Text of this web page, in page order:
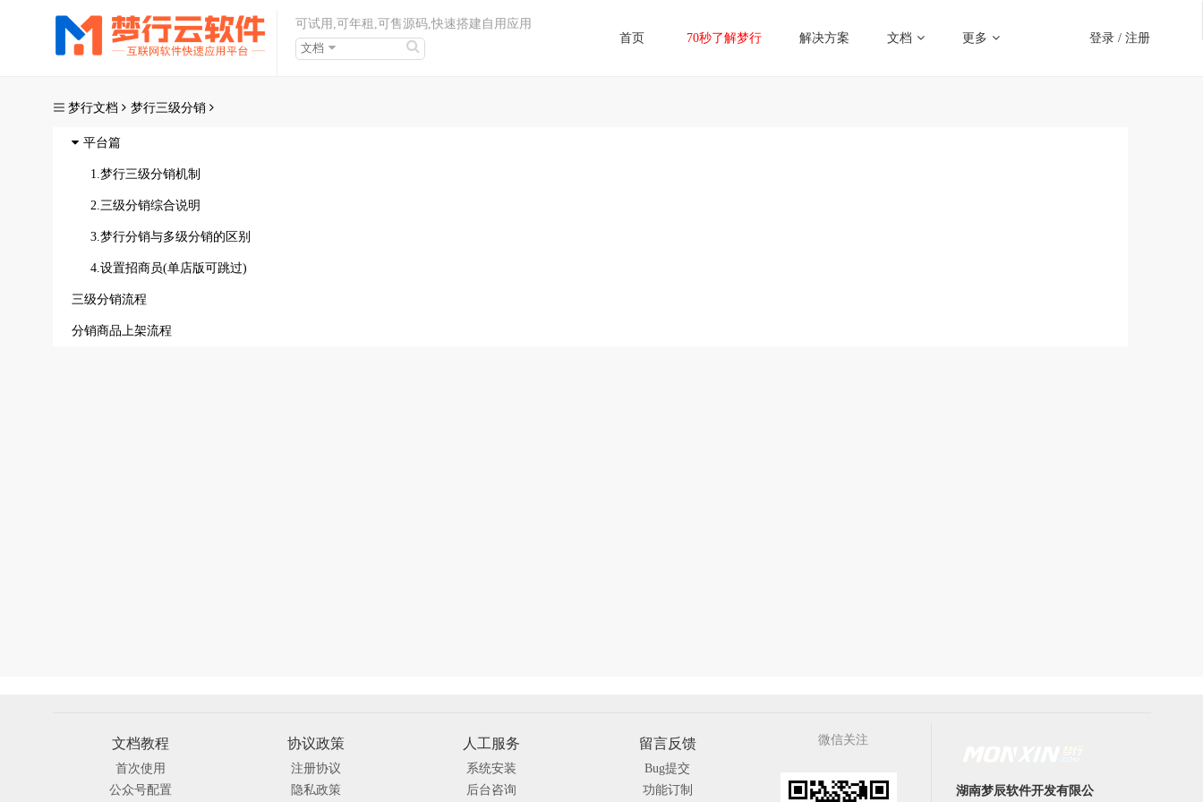
可试用,可年租,可售源码,快速搭建自用应用
文档
首页 70秒了解梦行 解决方案 文档 更多 登录 /注册
梦行文档 梦行三级分销
平台篇
梦行三级分销机制
三级分销综合说明
梦行分销与多级分销的区别
设置招商员(单店版可跳过)
三级分销流程
分销商品上架流程
文档教程
首次使用
公众号配置
协议政策
注册协议
隐私政策
人工服务
系统安装
后台咨询
留言反馈
Bug提交
功能订制
微信关注
湖南梦辰软件开发有限公